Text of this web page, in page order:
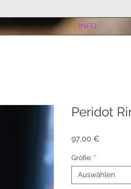
INFO
Peridot
97,00 €
Größe: *
Auswählen